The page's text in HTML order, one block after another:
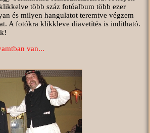
több száz fotóalbum több ezer
és milyen hangulatot teremtve végzem
A fotókra klikkleve diavetítés is indítható.
van...